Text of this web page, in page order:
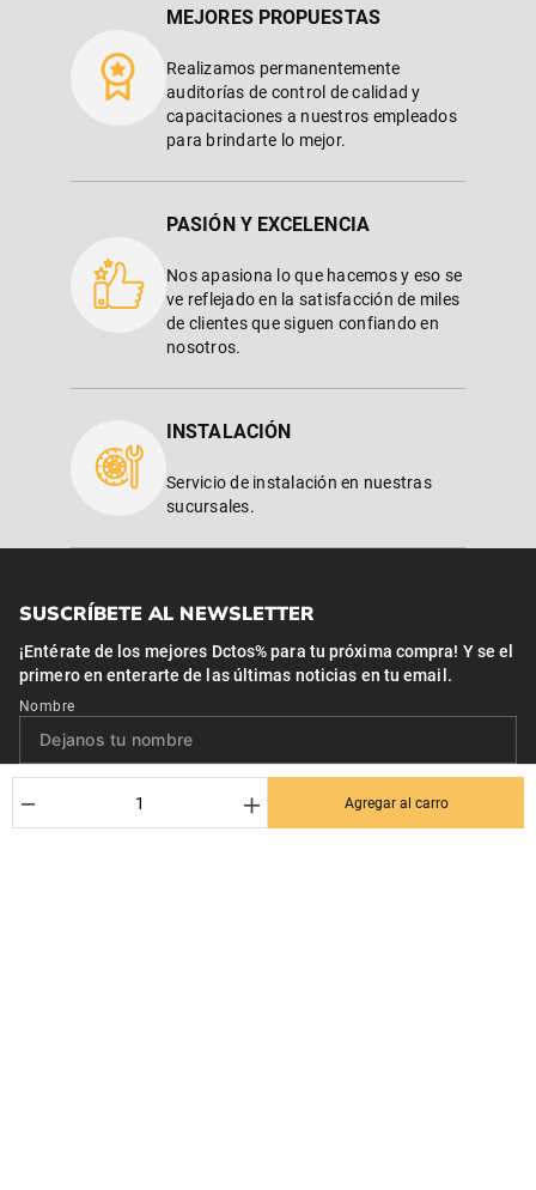
＋
－ Agregar al carro
MEJORES PROPUESTAS
Realizamos permanentemente
auditorías de control de calidad y
capacitaciones a nuestros empleados
para brindarte lo mejor.
PASIÓN Y EXCELENCIA
Nos apasiona lo que hacemos y eso se
ve reflejado en la satisfacción de miles
de clientes que siguen confiando en
nosotros.
INSTALACIÓN
Servicio de instalación en nuestras
sucursales.
SUSCRÍBETE AL NEWSLETTER
¡Entérate de los mejores Dctos% para tu próxima compra! Y se el
primero en enterarte de las últimas noticias en tu email.
Nombre